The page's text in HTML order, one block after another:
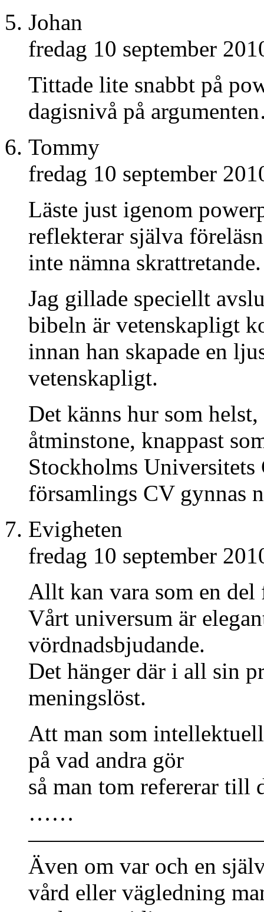
Johan
fredag 10 september
Tittade lite snabbt på
dagisnivå på
Tommy
fredag 10 september
Läste just igenom
reflekterar själva
inte nämna skrattretande.
Jag gillade speciellt
bibeln är vetenskapligt
innan han skapade en
vetenskapligt.
Det känns hur som
åtminstone, knappast
Stockholms
församlings CV gynnas
Evigheten
fredag 10 september
Allt kan vara som en
Vårt universum är
vördnadsbjudande.
Det hänger där i all sin
meningslöst.
Att man som
på vad andra gör
så man tom refererar till
……
Även om var och en
vård eller vägledning